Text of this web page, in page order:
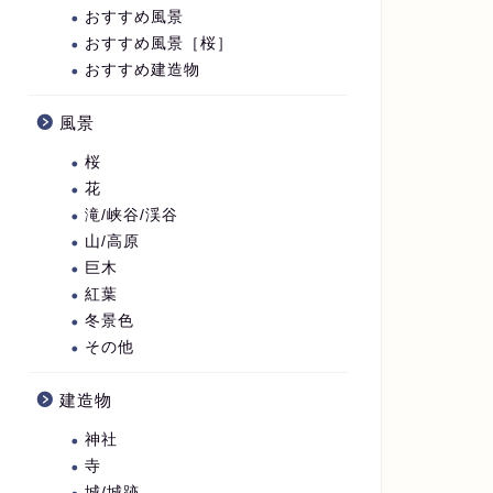
おすすめ風景
おすすめ風景［桜］
おすすめ建造物
風景
桜
花
滝/峡谷/渓谷
山/高原
巨木
紅葉
冬景色
その他
建造物
神社
寺